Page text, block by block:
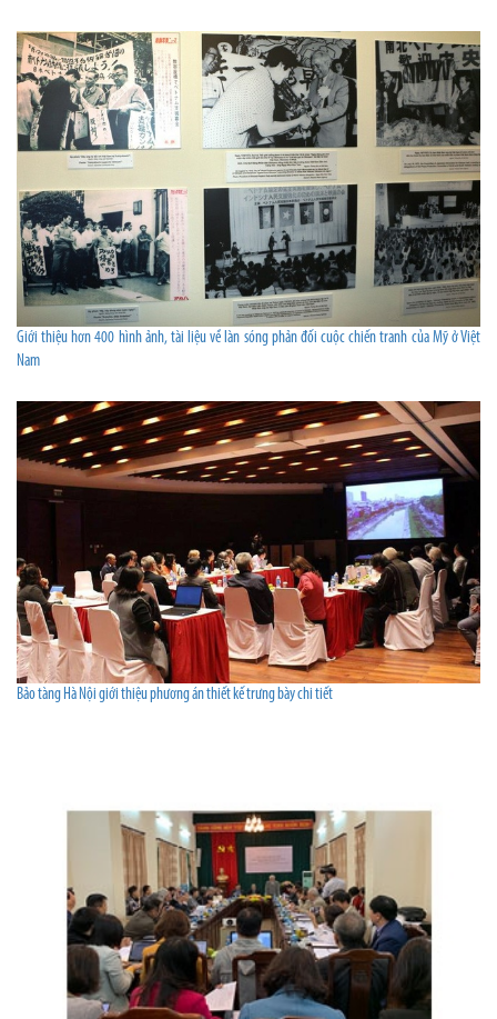
Giới thiệu hơn 400 hình ảnh, tài liệu về làn sóng phản đối cuộc chiến tranh của Mỹ ở Việt
Nam
Bảo tàng Hà Nội giới thiệu phương án thiết kế trưng bày chi tiết